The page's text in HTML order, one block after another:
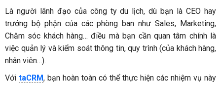
Là người lãnh đạo của công ty du lịch, dù bạn là CEO hay
trưởng bộ phận của các phòng ban như Sales, Marketing,
Chăm sóc khách hàng… điều mà bạn cần quan tâm chính là
việc quản lý và kiểm soát thông tin, quy trình (của khách hàng,
nhân viên…).
Với taCRM, bạn hoàn toàn có thể thực hiện các nhiệm vụ này